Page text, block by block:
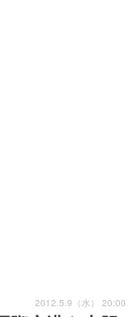
2012.5.9（水） 20:00